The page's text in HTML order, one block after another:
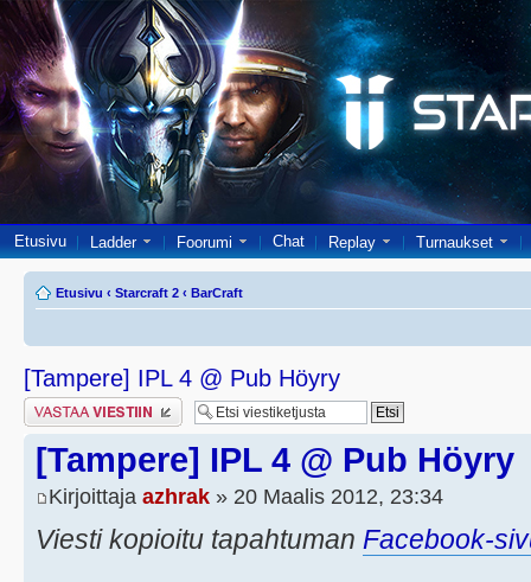
Etusivu Ladder Foorumi Chat Replay Turnaukset
Etusivu ‹ Starcraft 2 ‹ BarCraft
[Tampere] IPL 4 @ Pub Höyry
Lähetä vastaus
[Tampere] IPL 4 @ Pub Höyry
Kirjoittaja azhrak » 20 Maalis 2012, 23:34
Viesti kopioitu tapahtuman Facebook-